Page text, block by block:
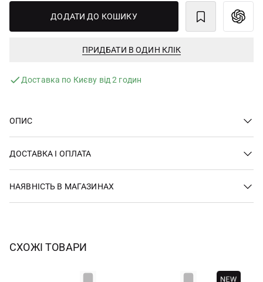
ДОДАТИ ДО КОШИКУ
ПРИДБАТИ В ОДИН КЛІК
Доставка по Києву від 2 годин
ОПИС
ДОСТАВКА І ОПЛАТА
НАЯВНІСТЬ В МАГАЗИНАХ
СХОЖІ ТОВАРИ